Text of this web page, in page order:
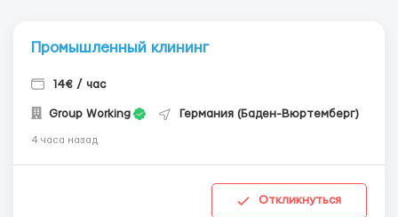
Промышленный клининг
14€ / час
Group Working Германия (Баден-Вюртемберг)
4 часа назад
Откликнуться